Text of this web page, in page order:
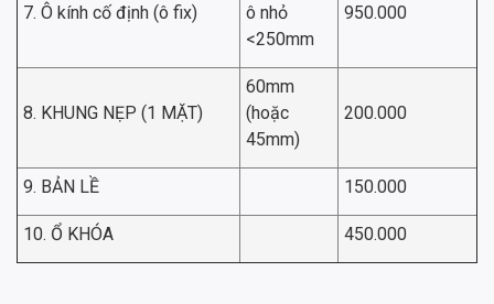
7. Ô kính cố định (ô fix)
ô nhỏ
<250mm
950.000
8. KHUNG NẸP (1 MẶT)
60mm
(hoặc
45mm)
200.000
9. BẢN LỀ 150.000
10. Ổ KHÓA 450.000